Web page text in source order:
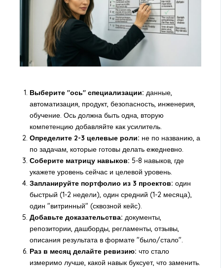
Выберите "ось" специализации: данные,
автоматизация, продукт, безопасность, инженерия,
обучение. Ось должна быть одна, вторую
компетенцию добавляйте как усилитель.
Определите 2-3 целевые роли: не по названию, а
по задачам, которые готовы делать ежедневно.
Соберите матрицу навыков: 5-8 навыков, где
укажете уровень сейчас и целевой уровень.
Запланируйте портфолио из 3 проектов: один
быстрый (1-2 недели), один средний (1-2 месяца),
один "витринный" (сквозной кейс).
Добавьте доказательства: документы,
репозитории, дашборды, регламенты, отзывы,
описания результата в формате "было/стало".
Раз в месяц делайте ревизию: что стало
измеримо лучше, какой навык буксует, что заменить.